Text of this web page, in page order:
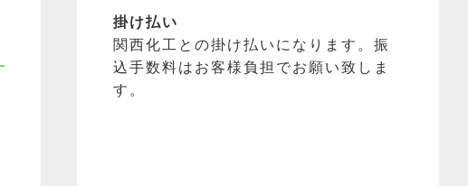
掛け払い
関西化工との掛け払いになります。振
込手数料はお客様負担でお願い致しま
す。